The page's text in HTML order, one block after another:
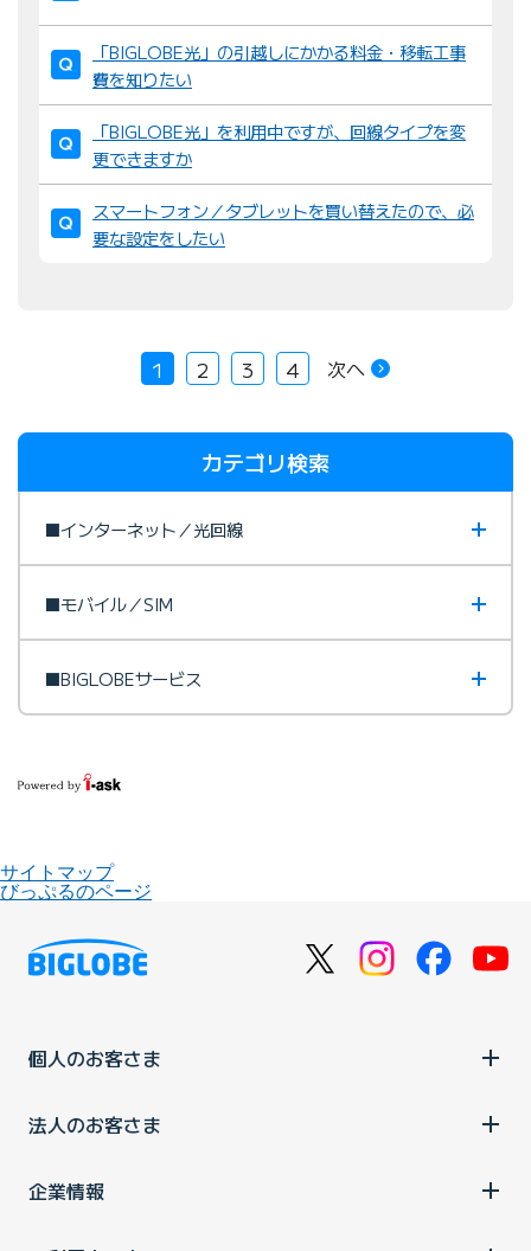
「BIGLOBE光」の引越しにかかる料金・移転工事
費を知りたい
「BIGLOBE光」を利用中ですが、回線タイプを変
更できますか
スマートフォン／タブレットを買い替えたので、必
要な設定をしたい
1 2 3 4 次へ
カテゴリ検索
■インターネット／光回線
■モバイル／SIM
■BIGLOBEサービス
サイトマップ
びっぷるのページ
個人のお客さま
法人のお客さま
企業情報